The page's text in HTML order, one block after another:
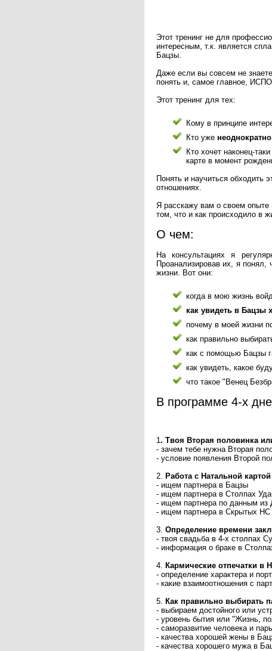
Этот тренинг не для
интересным, т.к. является
Бацзы.
Даже если вы совсем не
понять и, самое главное,
Этот тренинг для тех:
Кому в принципе
Кто уже
Кто хочет наконец-
карте в момент
Понять и научиться обходить
отношениях.
Я расскажу вам о своем опыте
том, что и как происходило в
О чем:
На консультациях я
Проанализировав их, я
жизни. Вот они:
когда в мою жизнь
как увидеть в Бацзы
почему в моей жизни
как правильно
как с помощью Бацзы
как увидеть, какое
что такое "Венец
В программе 4-х
1. Твоя Вторая половинка
- зачем тебе нужна Вторая
- условие появления Второй
2. Работа с Натальной
- ищем партнера в Бацзы
- ищем партнера в Столпах
- ищем партнера по данным из
- ищем партнера в Скрытых
3. Определение времени
- твоя свадьба в 4-х столпах
- информация о браке в
4. Кармические отпечатки в
- определение характера и
- какие взаимоотношения с
5. Как правильно выбирать
- выбираем достойного или
- уровень бытия или "Жизнь,
- саморазвитие человека и
- качества хорошей жены в
- качества хорошего мужа в